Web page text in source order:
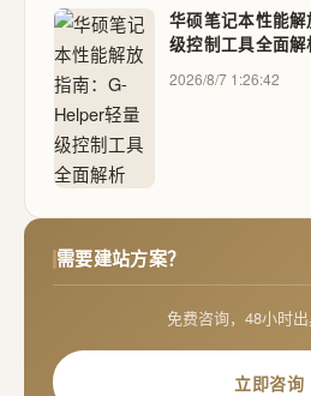
华硕笔记本性能
级控制工具全面解
2026/8/7 1:26:42
需要建站方案？
免费咨询，48小时出
立即咨询